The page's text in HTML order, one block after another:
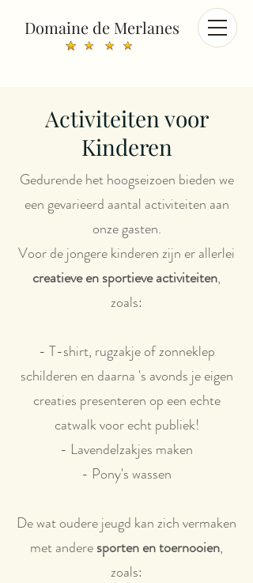
Domaine de Merlanes
Activiteiten voor
Kinderen
Gedurende het hoogseizoen bieden we
een gevarieerd aantal activiteiten aan
onze gasten.
Voor de jongere kinderen zijn er allerlei
creatieve en sportieve activiteiten,
zoals:
- T-shirt, rugzakje of zonneklep
schilderen en daarna 's avonds je eigen
creaties presenteren op een echte
catwalk voor echt publiek!
- Lavendelzakjes maken
- Pony's wassen
De wat oudere jeugd kan zich vermaken
met anderesporten en toernooien,
zoals: